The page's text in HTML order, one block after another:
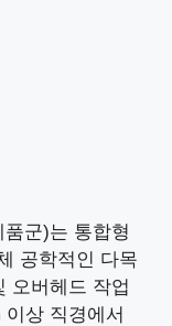
군)는 통합형
공학적인 다목
오버헤드 작업
상 직경에서